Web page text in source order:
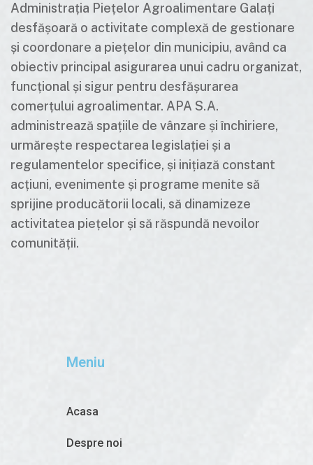
Administrația Piețelor Agroalimentare Galați
desfășoară o activitate complexă de gestionare
și coordonare a piețelor din municipiu, având ca
obiectiv principal asigurarea unui cadru organizat,
funcțional și sigur pentru desfășurarea
comerțului agroalimentar. APA S.A.
administrează spațiile de vânzare și închiriere,
urmărește respectarea legislației și a
regulamentelor specifice, și inițiază constant
acțiuni, evenimente și programe menite să
sprijine producătorii locali, să dinamizeze
activitatea piețelor și să răspundă nevoilor
comunității.
Meniu
Acasa
Despre noi